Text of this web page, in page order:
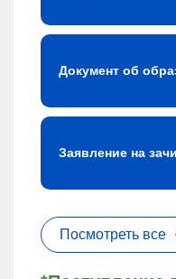
Документ об
Заявление на
Посмотреть все